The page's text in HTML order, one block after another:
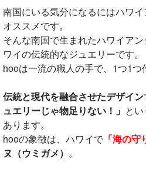
南国にいる気分になるにはハワ
オススメです。
そんな南国で生まれたハワイア
ワイの伝統的なジュエリーです。
hooは一流の職人の手で、1つ1つ
伝統と現代を融合させたデザイン
ュエリーじゃ物足りない！」 と
あります。
hooの象徴は、ハワイで 「海の守
ヌ（ウミガメ） 。